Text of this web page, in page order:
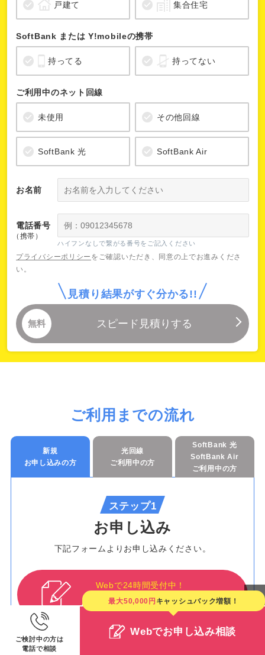
ご利用までの流れ
新規
お申し込みの方
光回線
ご利用中の方
SoftBank 光
SoftBank Air
ご利用中の方
ステップ1
お申し込み
下記フォームよりお申し込みください。
Webで24時間受付中！
お申し込み相談する
最大50,000円 キャッシュバック増額！
ご検討中の方は
電話で相談
Webでお申し込み相談